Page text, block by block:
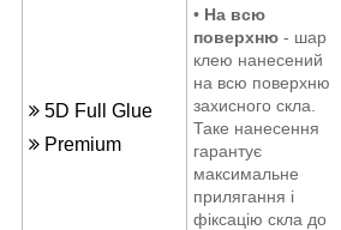
5D Full Glue
Premium
• На всю
поверхню - шар
клею нанесений
на всю поверхню
захисного скла.
Таке нанесення
гарантує
максимальне
прилягання і
фіксацію скла до